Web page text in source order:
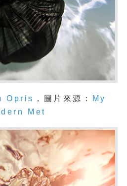
Opris ，圖片來源：
My
Met